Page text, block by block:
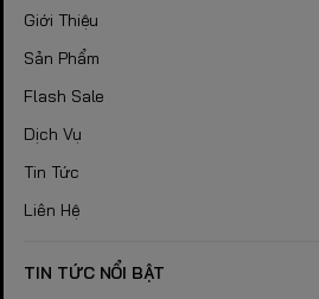
Giới Thiệu
Sản Phẩm
Flash Sale
Dịch Vụ
Tin Tức
Liên Hệ
TIN TỨC NỔI BẬT